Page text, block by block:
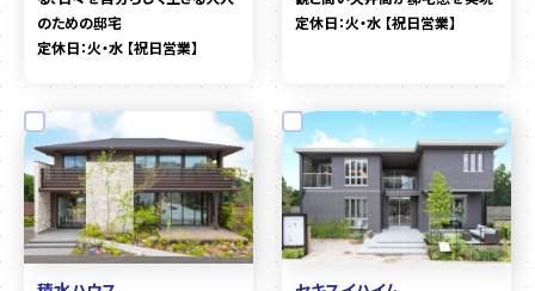
のための邸宅
定休日：火・水 【祝日営業】
定休日：火・水 【祝日営業】